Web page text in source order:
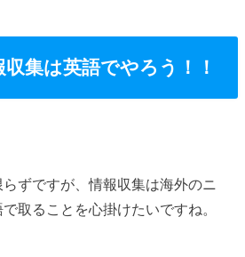
集は英語でやろう！！
ずですが、情報収集は海外のニ
取ることを心掛けたいですね。